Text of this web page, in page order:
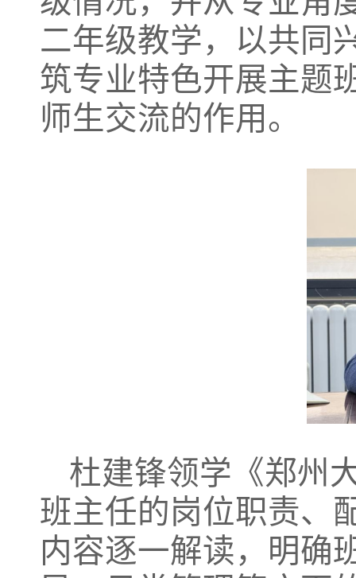
二年级教学，以共同
筑专业特色开展主题
师生交流的作用。
杜建锋领学《郑州
班主任的岗位职责、
内容逐一解读，明确